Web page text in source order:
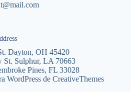
Dayton, OH 45420
St. Sulphur, LA 70663
Pines, FL 33028
WordPress de CreativeThemes